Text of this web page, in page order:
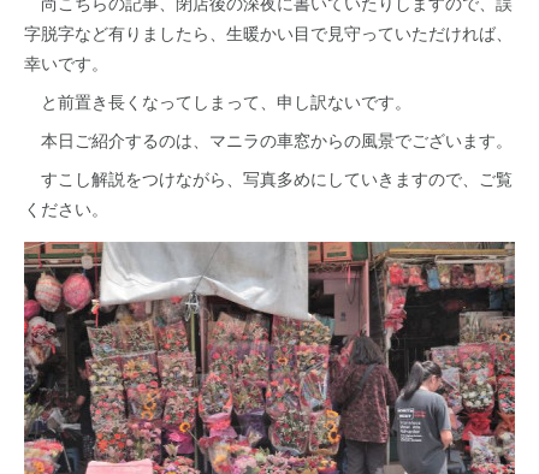
字脱字など有りましたら、生暖かい目で見守っていただければ、
幸いです。
と前置き長くなってしまって、申し訳ないです。
本日ご紹介するのは、マニラの車窓からの風景でございます。
すこし解説をつけながら、写真多めにしていきますので、ご覧
ください。